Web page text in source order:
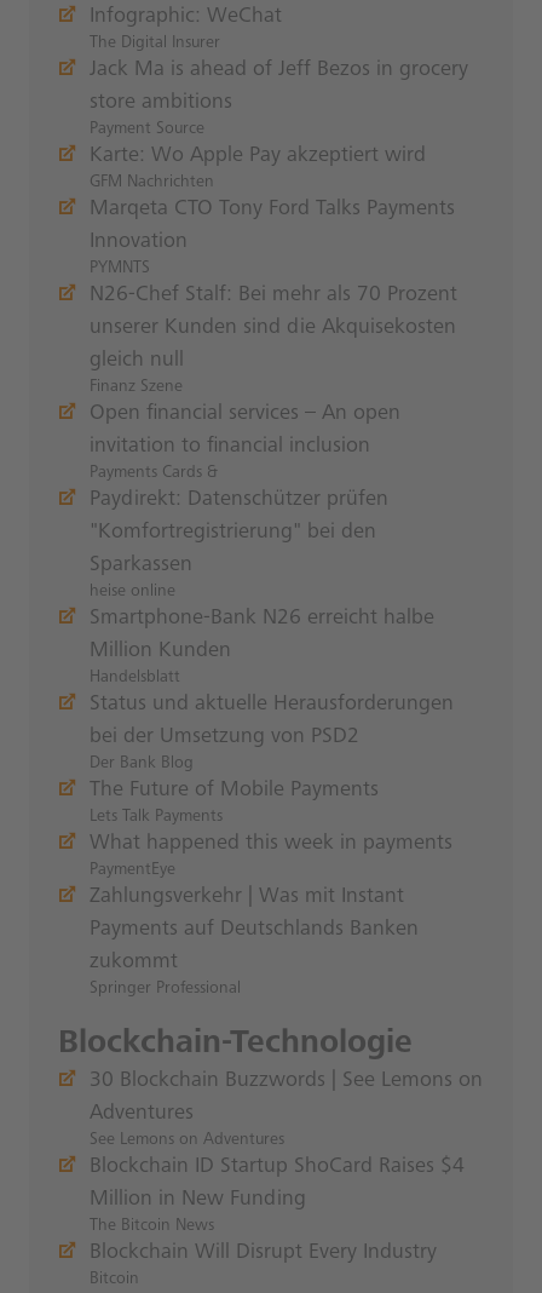
Infographic: WeChat
The Digital Insurer
Jack Ma is ahead of Jeff Bezos in grocery
store ambitions
Payment Source
Karte: Wo Apple Pay akzeptiert wird
GFM Nachrichten
Marqeta CTO Tony Ford Talks Payments
Innovation
PYMNTS
N26-Chef Stalf: Bei mehr als 70 Prozent
unserer Kunden sind die Akquisekosten
gleich null
Finanz Szene
Open financial services – An open
invitation to financial inclusion
Payments Cards &
Paydirekt: Datenschützer prüfen
"Komfortregistrierung" bei den
Sparkassen
heise online
Smartphone-Bank N26 erreicht halbe
Million Kunden
Handelsblatt
Status und aktuelle Herausforderungen
bei der Umsetzung von PSD2
Der Bank Blog
The Future of Mobile Payments
Lets Talk Payments
What happened this week in payments
PaymentEye
Zahlungsverkehr | Was mit Instant
Payments auf Deutschlands Banken
zukommt
Springer Professional
Blockchain-Technologie
30 Blockchain Buzzwords | See Lemons on
Adventures
See Lemons on Adventures
Blockchain ID Startup ShoCard Raises $4
Million in New Funding
The Bitcoin News
Blockchain Will Disrupt Every Industry
Bitcoin